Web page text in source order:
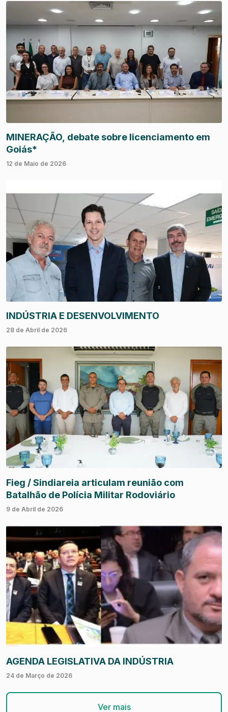
MINERAÇÃO, debate sobre licenciamento em
Goiás*
12 de Maio de 2026
INDÚSTRIA E DESENVOLVIMENTO
28 de Abril de 2026
Fieg / Sindiareia articulam reunião com
Batalhão de Polícia Militar Rodoviário
9 de Abril de 2026
AGENDA LEGISLATIVA DA INDÚSTRIA
24 de Março de 2026
Ver mais